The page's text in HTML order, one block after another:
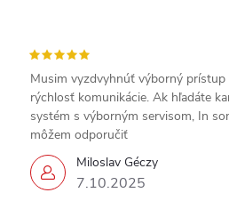
Miloslav Géczy
7.10.2025
Musim vyzdvyhnúť výborný prístup
rýchlosť komunikácie. Ak hľadáte
systém s výborným servisom, In
môžem odporučiť